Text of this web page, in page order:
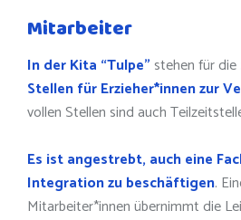
Mitarbeiter
In der Kita “Tulpe”stehen für die
Stellen für Erzieher*innen zur
vollen Stellen sind auch
Es ist angestrebt, auch eine
Integration zu beschäftigen.
Mitarbeiter*innen übernimmt die